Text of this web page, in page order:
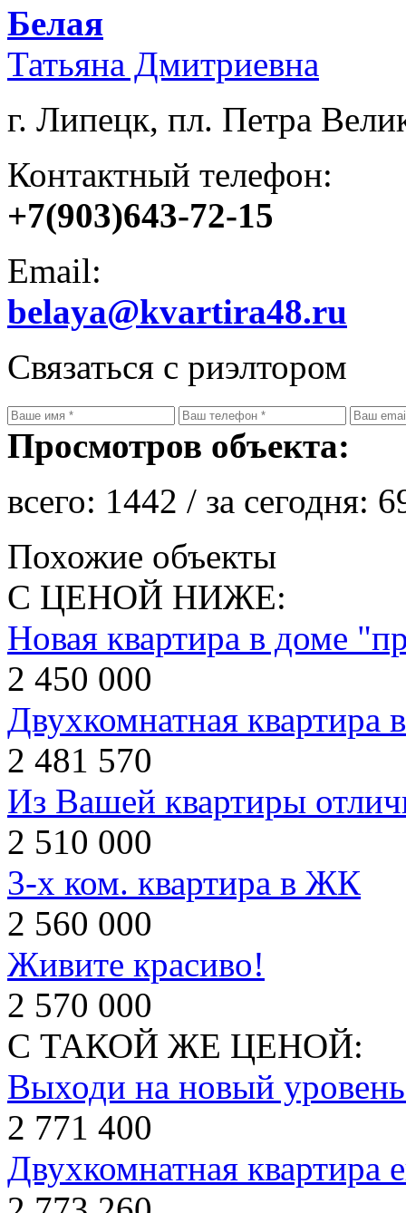
Белая
Татьяна Дмитриевна
г. Липецк, пл. Петра
Контактный телефон:
+7(903)643-72-15
Email:
belaya@kvartira48.ru
Связаться с риэлтором
Просмотров объекта:
всего: 1442 / за сегодня:
Похожие объекты
С ЦЕНОЙ НИЖЕ:
Новая квартира в доме
2 450 000
Двухкомнатная квартира
2 481 570
Из Вашей квартиры
2 510 000
3-х ком. квартира в ЖК
2 560 000
Живите красиво!
2 570 000
С ТАКОЙ ЖЕ ЦЕНОЙ:
Выходи на новый
2 771 400
Двухкомнатная квартира